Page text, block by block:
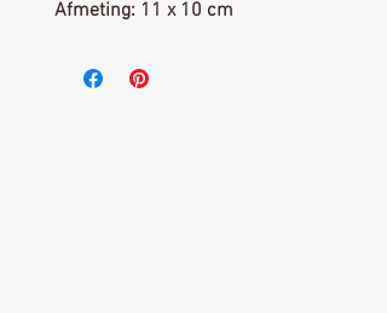
Afmeting: 11 x 10 cm